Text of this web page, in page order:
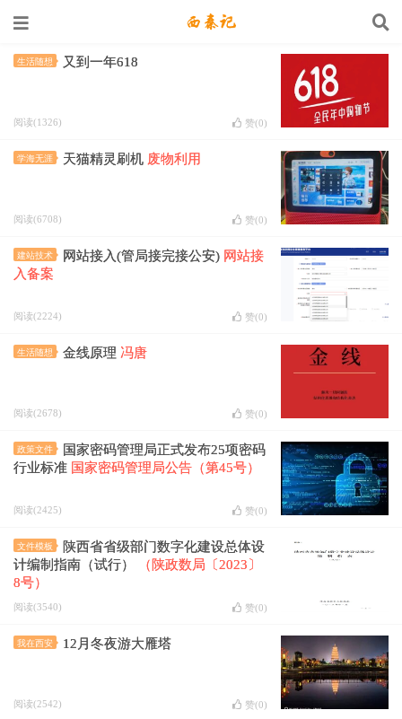
生活随想 又到一年618
阅读(1326) 赞(0)
学海无涯 天猫精灵刷机 废物利用
阅读(6708) 赞(0)
建站技术 网站接入(管局接完接公安) 网站接
入备案
阅读(2224) 赞(0)
生活随想 金线原理 冯唐
阅读(2678) 赞(0)
政策文件
国家密码管理局正式发布25项密码
行业标准 国家密码管理局公告（第45号）
阅读(2425) 赞(0)
文件模板
陕西省省级部门数字化建设总体设
计编制指南（试行）
（陕政数局〔2023〕
8号）
阅读(3540) 赞(0)
我在西安 12月冬夜游大雁塔
阅读(2542) 赞(0)